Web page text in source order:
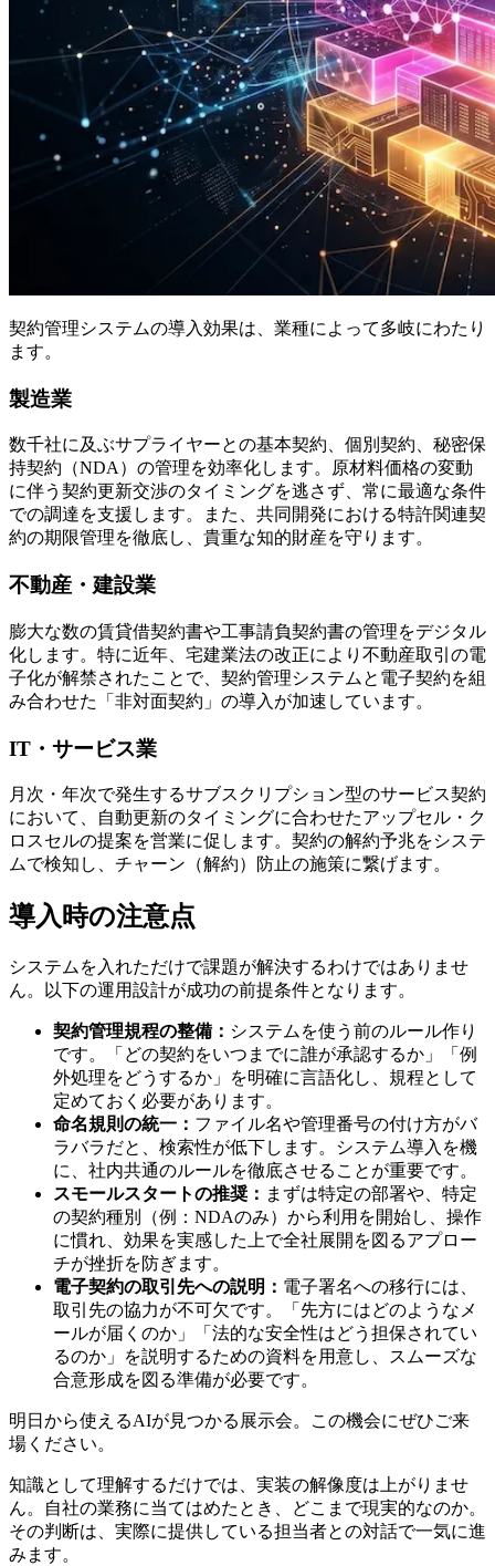
契約管理システムの導入効果は、業種によって多岐にわたり
ます。
製造業
数千社に及ぶサプライヤーとの基本契約、個別契約、秘密保
持契約（NDA）の管理を効率化します。原材料価格の変動
に伴う契約更新交渉のタイミングを逃さず、常に最適な条件
での調達を支援します。また、共同開発における特許関連契
約の期限管理を徹底し、貴重な知的財産を守ります。
不動産・建設業
膨大な数の賃貸借契約書や工事請負契約書の管理をデジタル
化します。特に近年、宅建業法の改正により不動産取引の電
子化が解禁されたことで、契約管理システムと電子契約を組
み合わせた「非対面契約」の導入が加速しています。
IT・サービス業
月次・年次で発生するサブスクリプション型のサービス契約
において、自動更新のタイミングに合わせたアップセル・ク
ロスセルの提案を営業に促します。契約の解約予兆をシステ
ムで検知し、チャーン（解約）防止の施策に繋げます。
導入時の注意点
システムを入れただけで課題が解決するわけではありませ
ん。以下の運用設計が成功の前提条件となります。
契約管理規程の整備： システムを使う前のルール作り
です。「どの契約をいつまでに誰が承認するか」「例
外処理をどうするか」を明確に言語化し、規程として
定めておく必要があります。
命名規則の統一： ファイル名や管理番号の付け方がバ
ラバラだと、検索性が低下します。システム導入を機
に、社内共通のルールを徹底させることが重要です。
スモールスタートの推奨： まずは特定の部署や、特定
の契約種別（例：NDAのみ）から利用を開始し、操作
に慣れ、効果を実感した上で全社展開を図るアプロー
チが挫折を防ぎます。
電子契約の取引先への説明： 電子署名への移行には、
取引先の協力が不可欠です。「先方にはどのようなメ
ールが届くのか」「法的な安全性はどう担保されてい
るのか」を説明するための資料を用意し、スムーズな
合意形成を図る準備が必要です。
明日から使えるAIが見つかる展示会。この機会にぜひご来
場ください。
知識として理解するだけでは、実装の解像度は上がりませ
ん。自社の業務に当てはめたとき、どこまで現実的なのか。
その判断は、実際に提供している担当者との対話で一気に進
みます。